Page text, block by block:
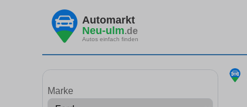
Automarkt
Neu-ulm.de
Autos einfach finden
Marke